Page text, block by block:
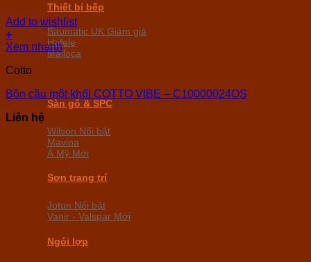
Thiết bị bếp
Baumatic UK
Hafele
Malloca
Sàn gỗ & SPC
Wilson
Mavina
Á Mỹ
Sơn trang trí
Jotun
Vanir - Valspar
Ngói lợp
Add to wishlist
+
Xem nhanh
Cotto
Bồn cầu một khối COTTO VIBE – C10000024OS
Liên hệ